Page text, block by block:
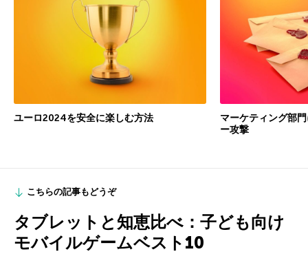
ユーロ2024を安全に楽しむ方法
マーケティング部
ー攻撃
こちらの記事もどうぞ
タブレットと知恵比べ：子ども向け
モバイルゲームベスト10